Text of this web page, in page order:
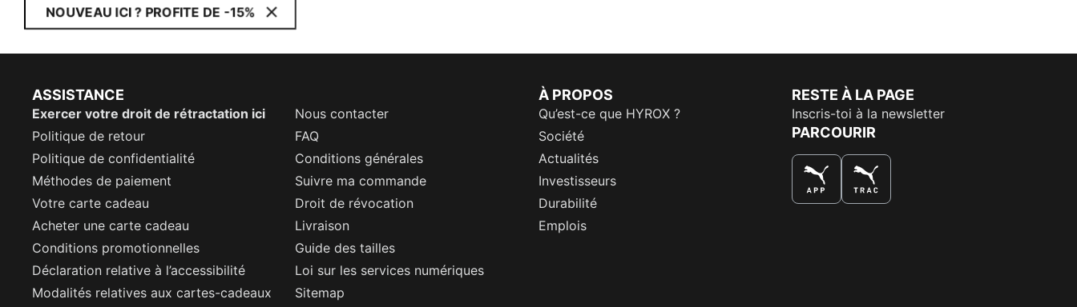
NOUVEAU ICI ? PROFITE DE -15%
ASSISTANCE
Exercer votre droit de rétractation ici
Nous contacter
Politique de retour
FAQ
Politique de confidentialité
Conditions générales
Méthodes de paiement
Suivre ma commande
Votre carte cadeau
Droit de révocation
Acheter une carte cadeau
Livraison
Conditions promotionnelles
Guide des tailles
Déclaration relative à l’accessibilité
Loi sur les services numériques
Modalités relatives aux cartes-cadeaux
Sitemap
À PROPOS
Qu’est-ce que HYROX ?
Société
Actualités
Investisseurs
Durabilité
Emplois
RESTE À LA PAGE
Inscris-toi à la newsletter
PARCOURIR